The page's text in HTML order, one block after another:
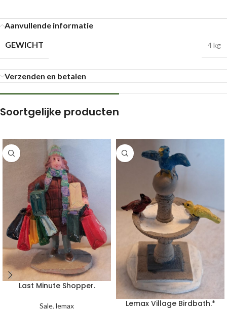
Aanvullende informatie
GEWICHT
4 kg
Verzenden en betalen
Soortgelijke producten
Last Minute Shopper.
Sale, lemax
Lemax Village Birdbath.*